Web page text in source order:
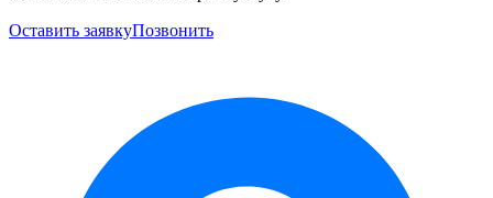
Оставить заявкуПозвонить